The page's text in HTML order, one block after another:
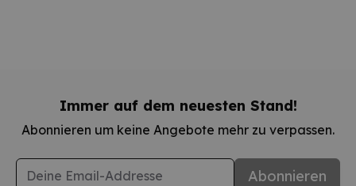
Immer auf dem neuesten Stand!
Abonnieren um keine Angebote mehr zu verpassen.
E-Mail-Adresse Abonnieren